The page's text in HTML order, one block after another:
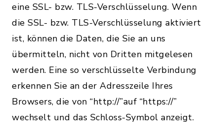
eine SSL- bzw. TLS-Verschlüsselung. Wenn
die SSL- bzw. TLS-Verschlüsselung aktiviert
ist, können die Daten, die Sie an uns
übermitteln, nicht von Dritten mitgelesen
werden. Eine so verschlüsselte Verbindung
erkennen Sie an der Adresszeile Ihres
Browsers, die von “http://”auf “https://”
wechselt und das Schloss-Symbol anzeigt.